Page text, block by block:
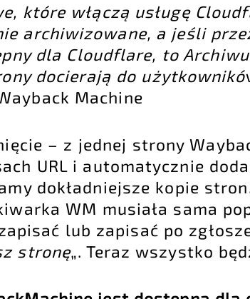
które włączą usługę
archiwizowane, a jeśli
dla Cloudflare, to
docierają do użytkownikó
Machine
– z jednej strony
URL i automatycznie
dokładniejsze kopie
WM musiała sama
lub zapisać po
stronę„. Teraz wszystko